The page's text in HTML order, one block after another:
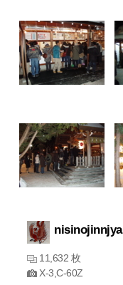
nisinojinnjya
11,632 枚
X-3,C-60Z